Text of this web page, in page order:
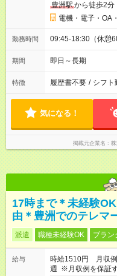
豊洲駅から徒歩2分
電機・電子・OA
勤務時間 09:45-18:30（休憩
期間 即日～長期
特徴 履歴書不要 / シフト
気になる！
掲載元企業名
17時まで＊未経験
由＊豊洲でのテレマ
派遣 職種未経験OK ブラン
給与
時給1510円 月収
週 ※月収例を保証